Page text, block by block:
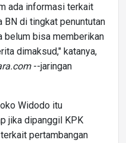
ada informasi terkait
BN di tingkat penuntutan
belum bisa memberikan
dimaksud," katanya,
--jaringan
Widodo itu
jika dipanggil KPK
pertambangan